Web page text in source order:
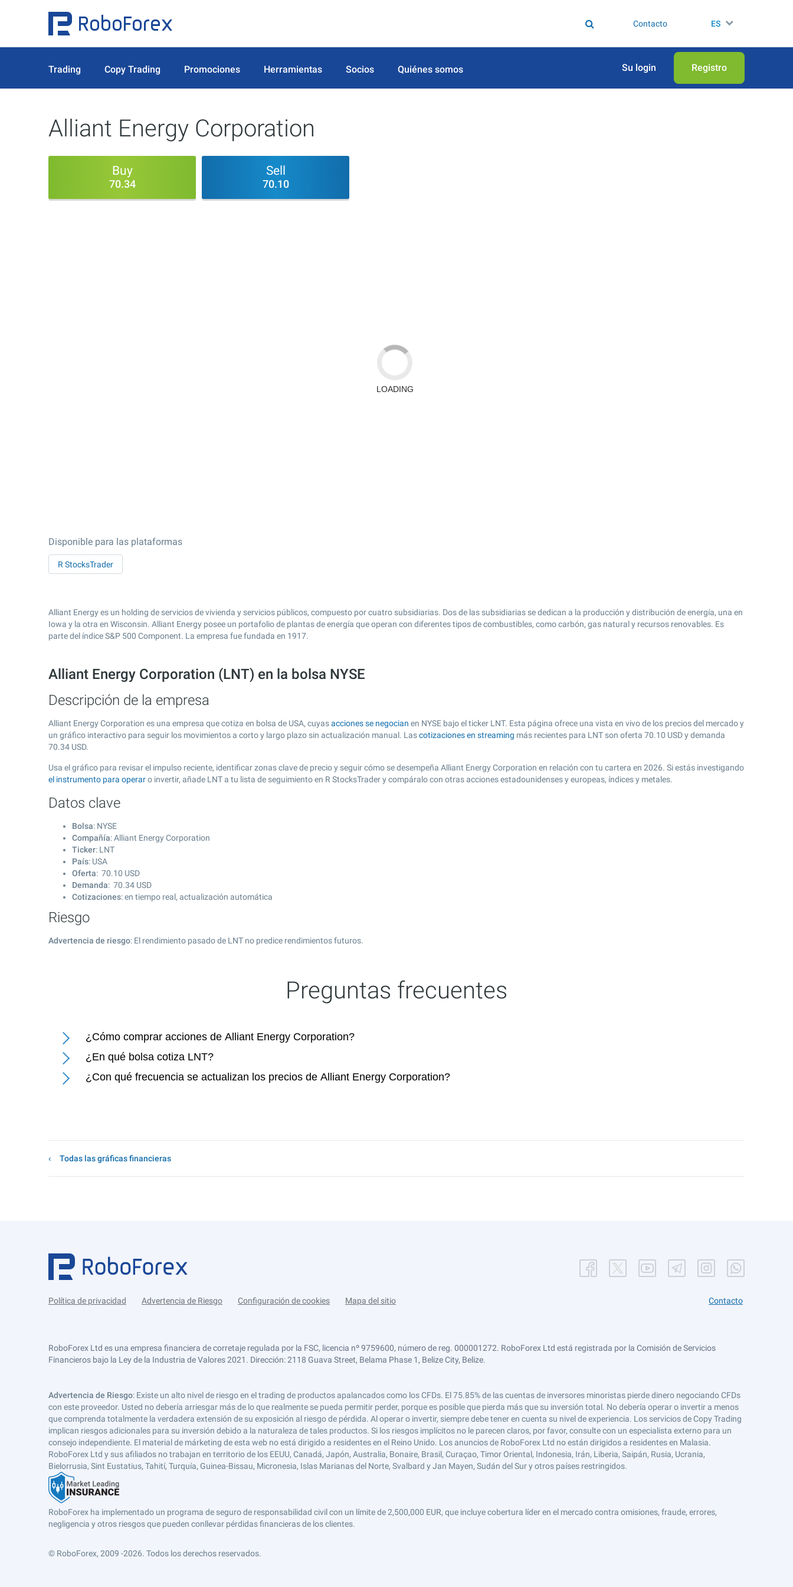
Contacto ES
Trading Copy Trading Promociones Herramientas Socios Quiénes somos Su login Registro
Alliant Energy Corporation
Buy
70.34
Sell
70.10
Disponible para las plataformas
R StocksTrader
Alliant Energy es un holding de servicios de vivienda y servicios públicos, compuesto por cuatro subsidiarias. Dos de las subsidiarias se dedican a la producción y distribución de energía, una en
Iowa y la otra en Wisconsin. Alliant Energy posee un portafolio de plantas de energía que operan con diferentes tipos de combustibles, como carbón, gas natural y recursos renovables. Es
parte del índice S&P 500 Component. La empresa fue fundada en 1917.
Alliant Energy Corporation (LNT) en la bolsa NYSE
Descripción de la empresa
Alliant Energy Corporation es una empresa que cotiza en bolsa de USA, cuyasacciones se negocian en NYSE bajo el ticker LNT. Esta página ofrece una vista en vivo de los precios del mercado y
un gráfico interactivo para seguir los movimientos a corto y largo plazo sin actualización manual. Lascotizaciones en streaming más recientes para LNT son oferta 70.10 USD y demanda
70.34 USD.
Usa el gráfico para revisar el impulso reciente, identificar zonas clave de precio y seguir cómo se desempeña Alliant Energy Corporation en relación con tu cartera en 2026. Si estás investigando
el instrumento para operaro invertir, añade LNT a tu lista de seguimiento en R StocksTrader y compáralo con otras acciones estadounidenses y europeas, índices y metales.
Datos clave
Bolsa: NYSE
Compañía: Alliant Energy Corporation
Ticker: LNT
País: USA
Oferta: 70.10 USD
Demanda: 70.34 USD
Cotizaciones: en tiempo real, actualización automática
Riesgo
Advertencia de riesgo: El rendimiento pasado de LNT no predice rendimientos futuros.
Preguntas frecuentes
¿Cómo comprar acciones de Alliant Energy Corporation?
¿En qué bolsa cotiza LNT?
¿Con qué frecuencia se actualizan los precios de Alliant Energy Corporation?
Todas las gráficas financieras
Política de privacidad Advertencia de Riesgo Configuración de cookies Mapa del sitio Contacto
RoboForex Ltd es una empresa financiera de corretaje regulada por la FSC, licencia nº 9759600, número de reg. 000001272. RoboForex Ltd está registrada por la Comisión de Servicios
Financieros bajo la Ley de la Industria de Valores 2021. Dirección: 2118 Guava Street, Belama Phase 1, Belize City, Belize.
Advertencia de Riesgo: Existe un alto nivel de riesgo en el trading de productos apalancados como los CFDs. El 75.85% de las cuentas de inversores minoristas pierde dinero negociando CFDs
con este proveedor. Usted no debería arriesgar más de lo que realmente se pueda permitir perder, porque es posible que pierda más que su inversión total. No debería operar o invertir a menos
que comprenda totalmente la verdadera extensión de su exposición al riesgo de pérdida. Al operar o invertir, siempre debe tener en cuenta su nivel de experiencia. Los servicios de Copy Trading
implican riesgos adicionales para su inversión debido a la naturaleza de tales productos. Si los riesgos implícitos no le parecen claros, por favor, consulte con un especialista externo para un
consejo independiente. El material de márketing de esta web no está dirigido a residentes en el Reino Unido. Los anuncios de RoboForex Ltd no están dirigidos a residentes en Malasia.
RoboForex Ltd y sus afiliados no trabajan en territorio de los EEUU, Canadá, Japón, Australia, Bonaire, Brasil, Curaçao, Timor Oriental, Indonesia, Irán, Liberia, Saipán, Rusia, Ucrania,
Bielorrusia, Sint Eustatius, Tahití, Turquía, Guinea-Bissau, Micronesia, Islas Marianas del Norte, Svalbard y Jan Mayen, Sudán del Sur y otros países restringidos.
RoboForex ha implementado un programa de seguro de responsabilidad civil con un límite de 2,500,000 EUR, que incluye cobertura líder en el mercado contra omisiones, fraude, errores,
negligencia y otros riesgos que pueden conllevar pérdidas financieras de los clientes.
© RoboForex, 2009 -2026. Todos los derechos reservados.